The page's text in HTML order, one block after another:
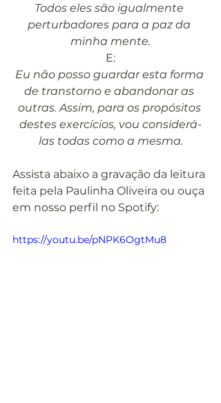
Todos eles são igualmente
perturbadores para a paz da
minha mente.
E:
Eu não posso guardar esta forma
de transtorno e abandonar as
outras. Assim, para os propósitos
destes exercícios, vou considerá-
las todas como a mesma.
Assista abaixo a gravação da leitura
feita pela Paulinha Oliveira ou ouça
em nosso perfil no Spotify:
https://youtu.be/pNPK6OgtMu8